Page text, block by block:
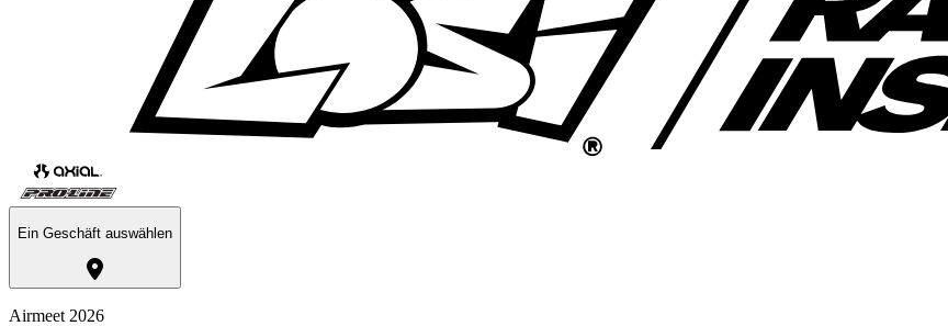
Ein Geschäft auswählen
Airmeet 2026